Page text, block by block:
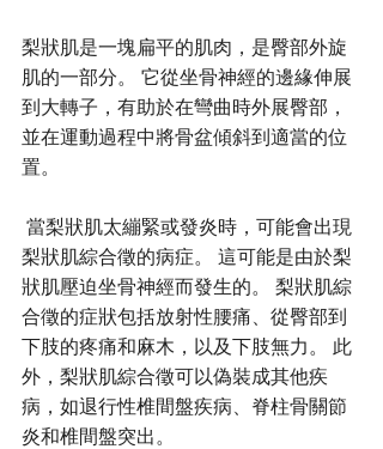
梨狀肌是一塊扁平的肌肉，是臀部外旋
肌的一部分。 它從坐骨神經的邊緣伸展
到大轉子，有助於在彎曲時外展臀部，
並在運動過程中將骨盆傾斜到適當的位
置。
梨狀肌綜合徵的病症。 這可能是由於梨
狀肌壓迫坐骨神經而發生的。 梨狀肌綜
合徵的症狀包括放射性腰痛、從臀部到
下肢的疼痛和麻木，以及下肢無力。 此
外，梨狀肌綜合徵可以偽裝成其他疾
病，如退行性椎間盤疾病、脊柱骨關節
炎和椎間盤突出。